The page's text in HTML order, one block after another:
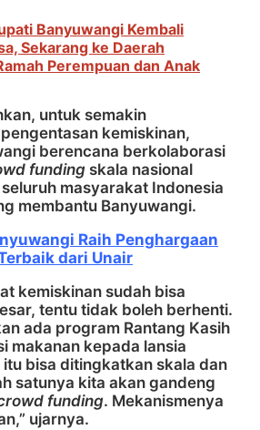
Banyuwangi Kembali
Sekarang ke Daerah
Perempuan dan Anak
untuk semakin
kemiskinan,
berencana berkolaborasi
funding skala nasional
masyarakat Indonesia
membantu Banyuwangi.
Raih Penghargaan
dari Unair
kemiskinan sudah bisa
tentu tidak boleh berhenti.
ada program Rantang Kasih
makanan kepada lansia
bisa ditingkatkan skala dan
satunya kita akan gandeng
funding. Mekanismenya
ujarnya.